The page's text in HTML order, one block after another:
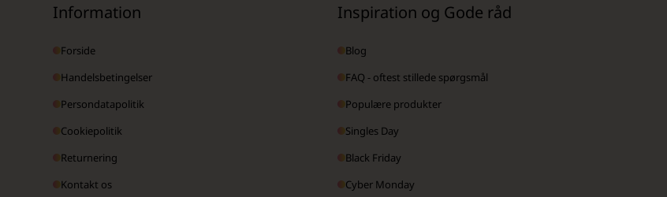
Information
Forside
Handelsbetingelser
Persondatapolitik
Cookiepolitik
Returnering
Kontakt os
Inspiration og Gode råd
Blog
FAQ - oftest stillede spørgsmål
Populære produkter
Singles Day
Black Friday
Cyber Monday